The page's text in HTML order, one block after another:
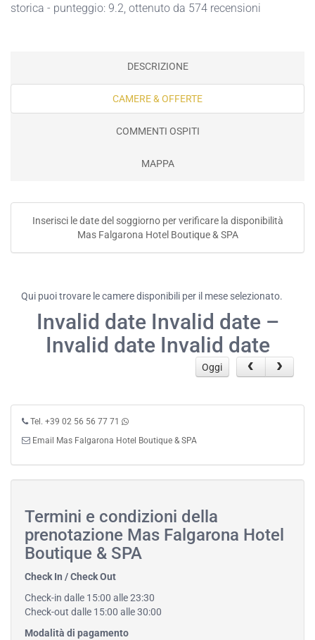
storica - punteggio: 9.2, ottenuto da 574 recensioni
DESCRIZIONE
CAMERE & OFFERTE
COMMENTI OSPITI
MAPPA
Inserisci le date del soggiorno per verificare la disponibilità
Mas Falgarona Hotel Boutique & SPA
Qui puoi trovare le camere disponibili per il mese selezionato.
Invalid date Invalid date –
Invalid date Invalid date
Oggi
Tel. +39 02 56 56 77 71
Email Mas Falgarona Hotel Boutique & SPA
Termini e condizioni della
prenotazione Mas Falgarona Hotel
Boutique & SPA
Check In / Check Out
Check-in dalle 15:00 alle 23:30
Check-out dalle 15:00 alle 30:00
Modalità di pagamento